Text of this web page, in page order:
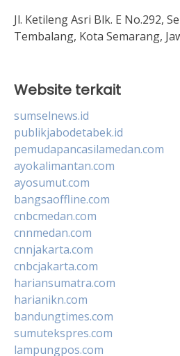
Jl. Ketileng Asri Blk. E No.292,
Tembalang, Kota Semarang,
Website terkait
sumselnews.id
publikjabodetabek.id
pemudapancasilamedan.com
ayokalimantan.com
ayosumut.com
bangsaoffline.com
cnbcmedan.com
cnnmedan.com
cnnjakarta.com
cnbcjakarta.com
hariansumatra.com
harianikn.com
bandungtimes.com
sumutekspres.com
lampungpos.com